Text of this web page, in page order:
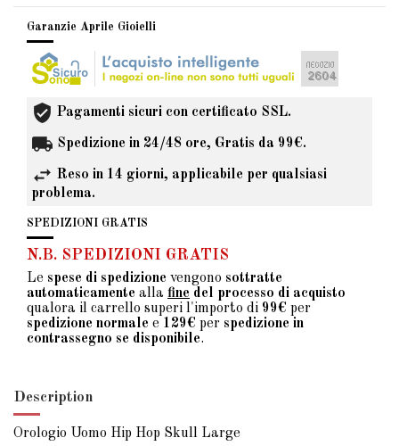
Garanzie Aprile Gioielli
Pagamenti sicuri con certificato SSL.
Spedizione in 24/48 ore, Gratis da 99€.
Reso in 14 giorni, applicabile per qualsiasi
problema.
SPEDIZIONI GRATIS
N.B. SPEDIZIONI GRATIS
Le spese di spedizione vengono sottratte
automaticamente alla fine del processo di acquisto
qualora il carrello superi l'importo di 99€ per
spedizione normale e 129€ per spedizione in
contrassegno se disponibile.
Description
Orologio Uomo Hip Hop Skull Large